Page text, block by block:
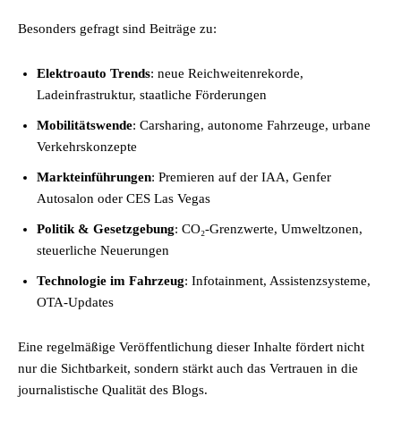
Besonders gefragt sind Beiträge zu:
Elektroauto Trends: neue Reichweitenrekorde,
Ladeinfrastruktur, staatliche Förderungen
Mobilitätswende: Carsharing, autonome Fahrzeuge, urbane
Verkehrskonzepte
Markteinführungen: Premieren auf der IAA, Genfer
Autosalon oder CES Las Vegas
Politik & Gesetzgebung: CO₂-Grenzwerte, Umweltzonen,
steuerliche Neuerungen
Technologie im Fahrzeug: Infotainment, Assistenzsysteme,
OTA-Updates
Eine regelmäßige Veröffentlichung dieser Inhalte fördert nicht
nur die Sichtbarkeit, sondern stärkt auch das Vertrauen in die
journalistische Qualität des Blogs.